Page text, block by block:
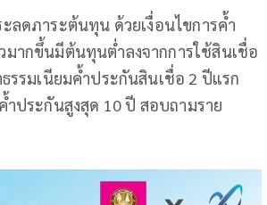
ดภาระต้นทุน ด้วยเงื่อนไขการค้ำ
มากขึ้นมีต้นทุนต่ำลงจากการใช้สินเชื่อ
รรมเนียมค้ำประกันสินเชื่อ 2 ปีแรก
ำประกันสูงสุด 10 ปี สอบถามราย